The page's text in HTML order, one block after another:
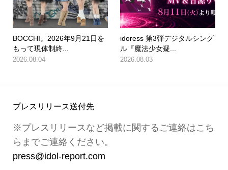
BOCCHI。2026年9月21日を
もって現体制終...
2026.08.04
idoress 第3弾デジタルシング
ル『魔法少女疑...
2026.08.03
プレスリリース送付先
※プレスリリースなど掲載に関するご連絡はこち
らまでご連絡ください。
press@idol-report.com